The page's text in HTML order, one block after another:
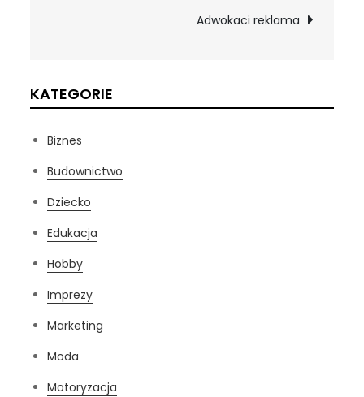
Adwokaci reklama
KATEGORIE
Biznes
Budownictwo
Dziecko
Edukacja
Hobby
Imprezy
Marketing
Moda
Motoryzacja